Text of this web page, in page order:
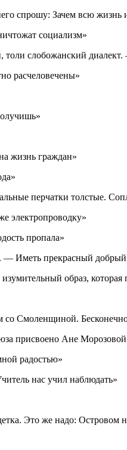
спрошу: Зачем всю жизнь
социализм»
толи слобожанский
расчеловечены»
жизнь граждан»
перчатки толстые.
электропроводку»
пропала»
Иметь прекрасный добрый
образ,
со Смоленщиной.
присвоено Ане
радостью»
нас учил наблюдать»
Это же надо: Островом